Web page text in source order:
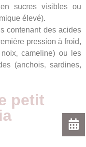
sucres visibles ou
élevé).
contenant des acides
pression à froid,
cameline) ou les
(anchois, sardines,
petit